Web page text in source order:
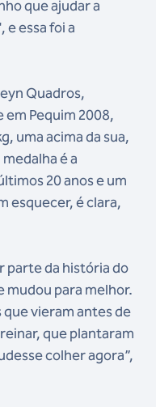
que ajudar a
e essa foi a
Quadros,
Pequim 2008,
uma acima da sua,
é a
20 anos e um
esquecer, é clara,
parte da história do
mudou para melhor.
vieram antes de
que plantaram
colher agora”,